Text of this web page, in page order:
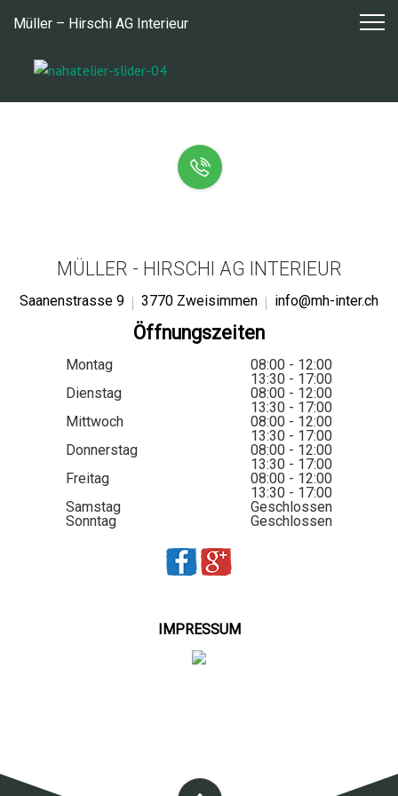
Inhalt
Müller – Hirschi AG Interieur
MÜLLER - HIRSCHI AG INTERIEUR
Saanenstrasse 9 3770 Zweisimmen info@mh-inter.ch
Öffnungszeiten
Montag
08:00 - 12:00
13:30 - 17:00
Dienstag
08:00 - 12:00
13:30 - 17:00
Mittwoch
08:00 - 12:00
13:30 - 17:00
Donnerstag
08:00 - 12:00
13:30 - 17:00
Freitag
08:00 - 12:00
13:30 - 17:00
Samstag
Geschlossen
Sonntag
Geschlossen
IMPRESSUM